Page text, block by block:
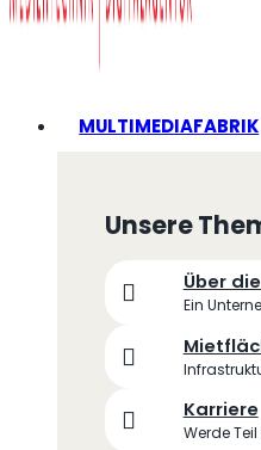
MULTIMEDIAFABRIK
Unsere
Über die
Ein
Karriere
Werde